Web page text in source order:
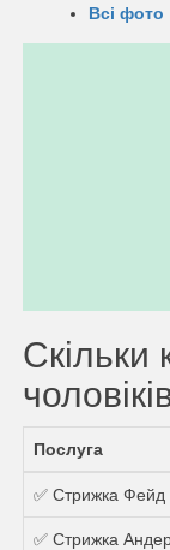
Всі фото
Скільки
Послуга
✅ Стрижка Фейд
✅ Стрижка